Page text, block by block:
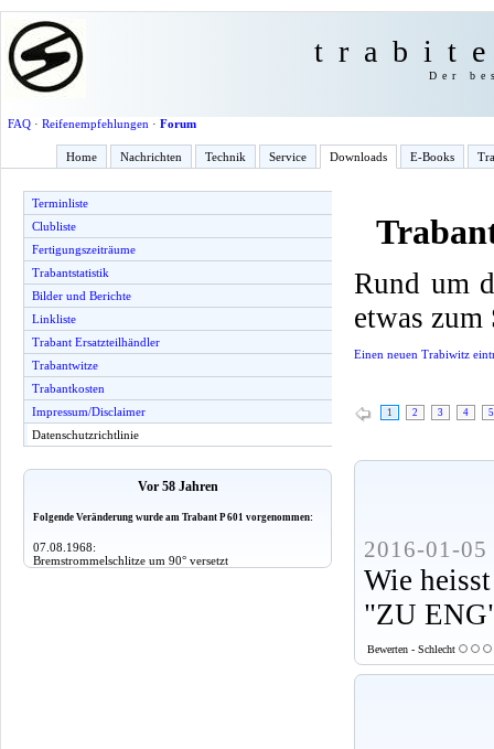
Der
FAQ· Reifenempfehlungen · Forum
Home Nachrichten Technik Service Downloads E-Books
Terminliste
Clubliste
Fertigungszeiträume
Trabantstatistik
Bilder und Berichte
Linkliste
Trabant Ersatzteilhändler
Trabantwitze
Trabantkosten
Impressum/Disclaimer
Datenschutzrichtlinie
Vor 58 Jahren
Folgende Veränderung wurde am Trabant P 601 vorgenommen:
07.08.1968:
Bremstrommelschlitze um 90° versetzt
Rund um
etwas zum
Einen neuen Trabiwitz
1 2 3 4 5
2016-01-05
Wie
"ZU
Bewerten - Schlecht